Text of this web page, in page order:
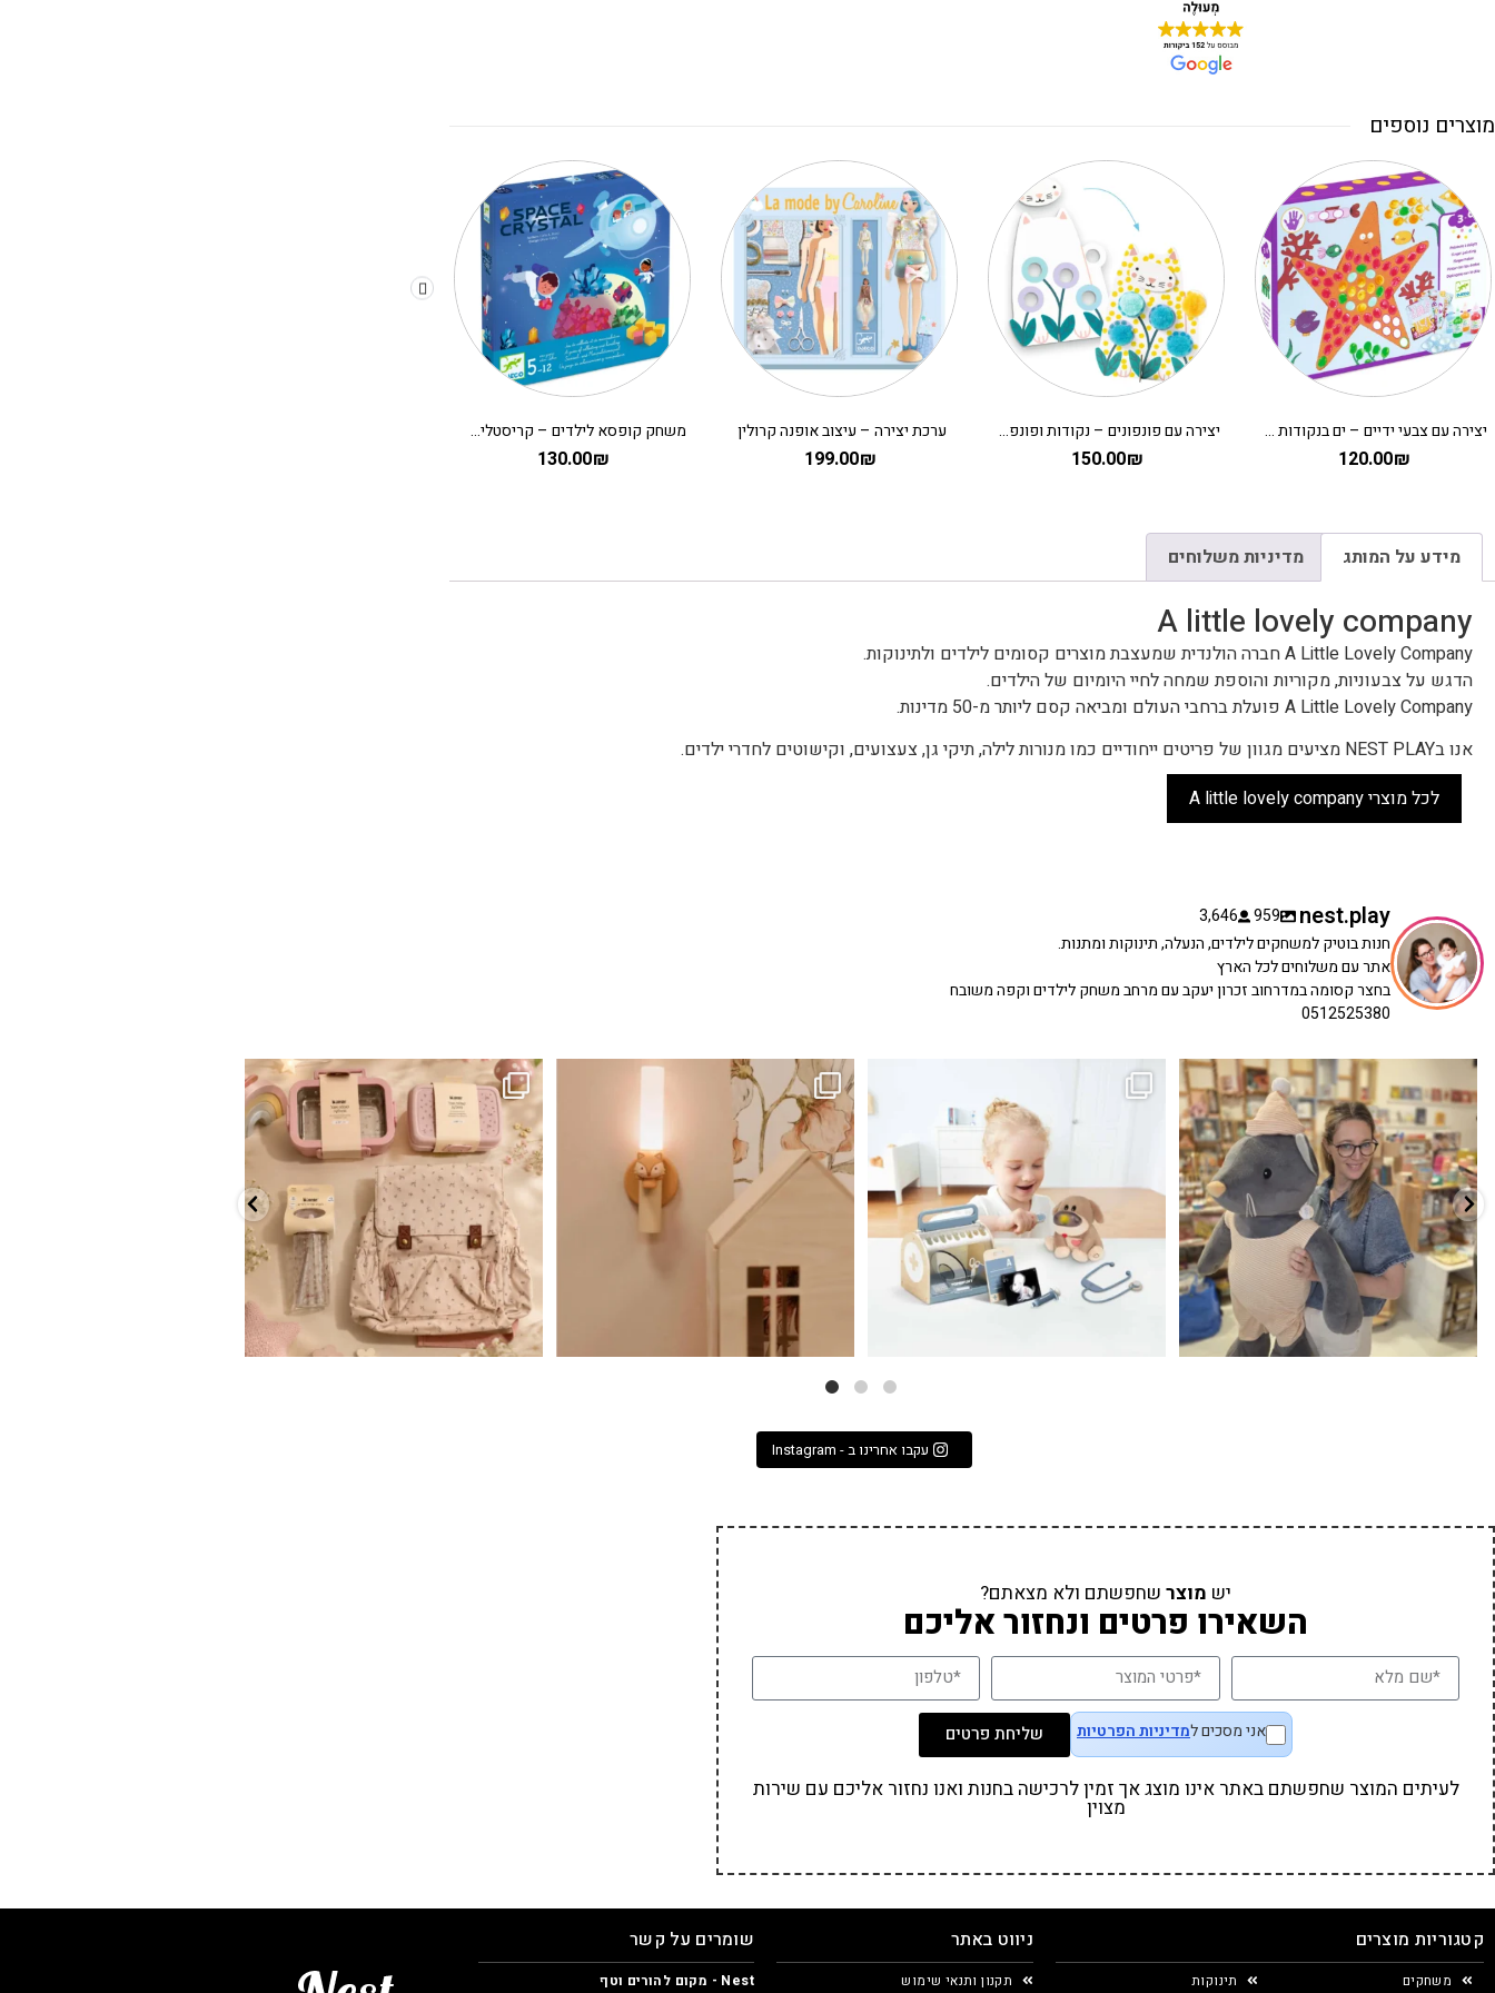
מוצרים נוספים
יצירה עם צבעי ידיים – ים בנקודות DJECO
120.00₪
יצירה עם פונפונים – נקודות ופונפונים בדשא DJECO
150.00₪
ערכת יצירה – עיצוב אופנה קרולין
199.00₪
משחק קופסא לילדים – קריסטלים בחלל
130.00₪
מידע על המותג מדיניות משלוחים
A little lovely company
A Little Lovely Company חברה הולנדית שמעצבת מוצרים קסומים לילדים ולתינוקות.
הדגש על צבעוניות, מקוריות והוספת שמחה לחיי היומיום של הילדים.
A Little Lovely Company פועלת ברחבי העולם ומביאה קסם ליותר מ-50 מדינות.
אנו בNEST PLAY מציעים מגוון של פריטים ייחודיים כמו מנורות לילה, תיקי גן, צעצועים, וקישוטים לחדרי ילדים.
לכל מוצרי A little lovely company
nest.play
959
3,646
חנות בוטיק למשחקים לילדים, הנעלה, תינוקות ומתנות.
אתר עם משלוחים לכל הארץ
בחצר קסומה במדרחוב זכרון יעקב עם מרחב משחק לילדים וקפה משובח
0512525380
הקולקציה החדשה
9 4
גם פריט עיצובי לחדר, גם מנורת לילה מרגיעה, וגם...
0
7 0
כשפתחתי את החנות חלמתי ליצור מקום שהייתי
שמחה
39 16
עקבו אחרינו ב - Instagram
יש מוצר שחפשתם ולא מצאתם?
השאירו פרטים ונחזור אליכם
אני מסכים למדיניות הפרטיות שליחת פרטים
לעיתים המוצר שחפשתם באתר אינו מוצג אך זמין לרכישה בחנות ואנו נחזור אליכם עם שירות
מצוין
קטגוריות מוצרים
משחקים תינוקות
ניווט באתר
תקנון ותנאי שימוש
שומרים על קשר
Nest - מקום להורים וטף